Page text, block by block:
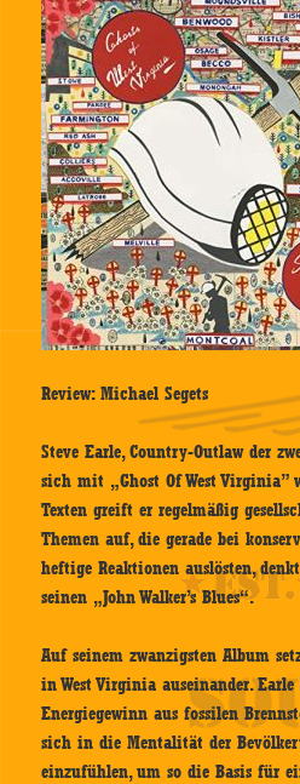
Review: Michael Segets
Steve Earle, Country-Outlaw der
sich mit „Ghost Of West Virginia”
Texten greift er regelmäßig
Themen auf, die gerade bei
heftige Reaktionen auslösten,
seinen „John Walker’s Blues“.
Auf seinem zwanzigsten Album
in West Virginia auseinander.
Energiegewinn aus fossilen
sich in die Mentalität der
einzufühlen, um so die Basis für